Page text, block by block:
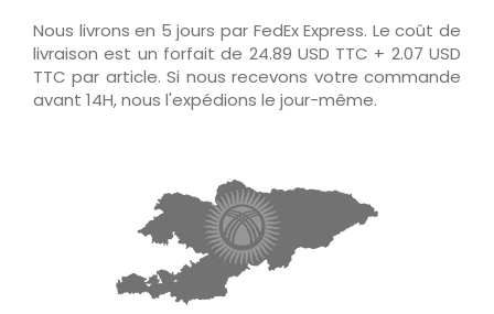
Nous livrons en 5 jours par FedEx Express. Le coût de
livraison est un forfait de 24.89 USD TTC + 2.07 USD
TTC par article. Si nous recevons votre commande
avant 14H, nous l'expédions le jour-même.